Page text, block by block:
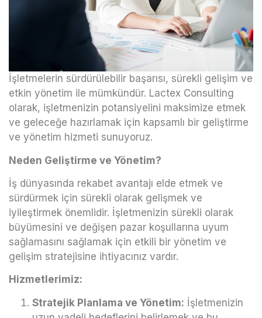
İşletmelerin sürdürülebilir başarısı, sürekli gelişim ve
etkin yönetim ile mümkündür. Lactex Consulting
olarak, işletmenizin potansiyelini maksimize etmek
ve geleceğe hazırlamak için kapsamlı bir geliştirme
ve yönetim hizmeti sunuyoruz.
Neden Geliştirme ve Yönetim?
İş dünyasında rekabet avantajı elde etmek ve
sürdürmek için sürekli olarak gelişmek ve
iyileştirmek önemlidir. İşletmenizin sürekli olarak
büyümesini ve değişen pazar koşullarına uyum
sağlamasını sağlamak için etkili bir yönetim ve
gelişim stratejisine ihtiyacınız vardır.
Hizmetlerimiz:
Stratejik Planlama ve Yönetim: İşletmenizin